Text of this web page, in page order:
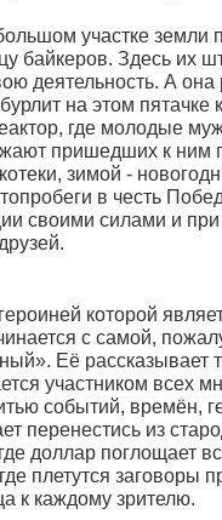
участке земли
байкеров. Здесь их
деятельность. А она
на этом пятачке
где молодые
пришедших к ним
зимой -
в честь
своими силами и
которой
с самой,
Её рассказывает
участником всех
событий, времён,
перенестись из
доллар поглощает
плетутся заговоры
к каждому зрителю.